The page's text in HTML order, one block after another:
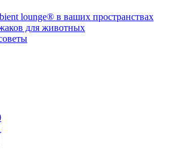
lounge® в ваших пространствах
для животных